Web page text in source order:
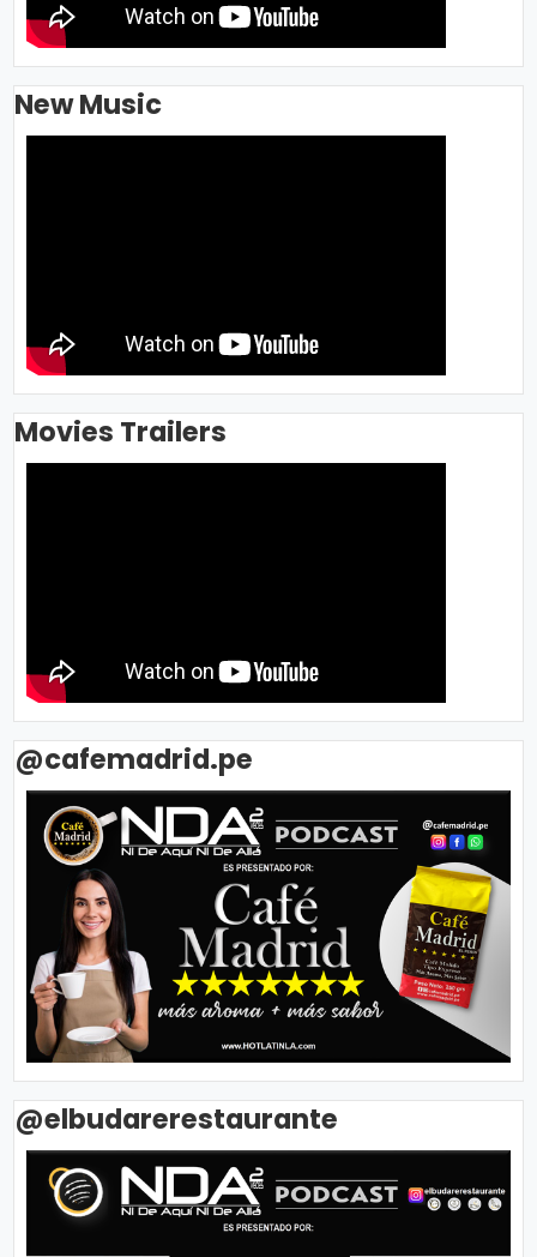
New Music
Movies Trailers
@cafemadrid.pe
@elbudarerestaurante